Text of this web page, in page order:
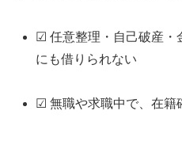
☑ 任意整理・自己破産・
にも借りられない
☑ 無職や求職中で、在籍